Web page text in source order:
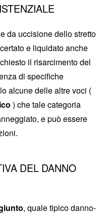
da uccisione dello stretto
e liquidato anche
il risarcimento del
di specifiche
alcune delle altre voci (
) che tale categoria
e può essere
DEL DANNO
, quale tipico danno-